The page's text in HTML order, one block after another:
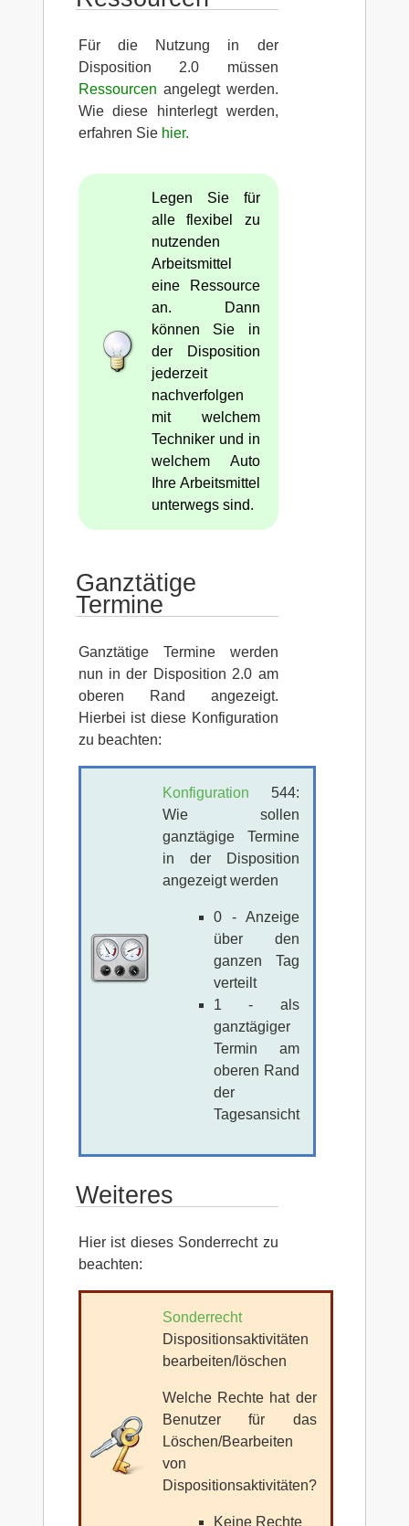
Für die Nutzung in der
Disposition 2.0 müssen
Ressourcen angelegt werden.
Wie diese hinterlegt werden,
erfahren Sie hier.
Legen Sie für
alle flexibel zu
nutzenden
Arbeitsmittel
eine Ressource
an. Dann
können Sie in
der Disposition
jederzeit
nachverfolgen
mit welchem
Techniker und in
welchem Auto
Ihre Arbeitsmittel
unterwegs sind.
Ganztätige
Termine
Ganztätige Termine werden
nun in der Disposition 2.0 am
oberen Rand angezeigt.
Hierbei ist diese Konfiguration
zu beachten:
Konfiguration 544:
Wie sollen
ganztägige Termine
in der Disposition
angezeigt werden
0 - Anzeige
über den
ganzen Tag
verteilt
1 - als
ganztägiger
Termin am
oberen Rand
der
Tagesansicht
Weiteres
Hier ist dieses Sonderrecht zu
beachten:
Sonderrecht
Dispositionsaktivitäten
bearbeiten/löschen
Welche Rechte hat der
Benutzer für das
Löschen/Bearbeiten
von
Dispositionsaktivitäten?
Keine Rechte